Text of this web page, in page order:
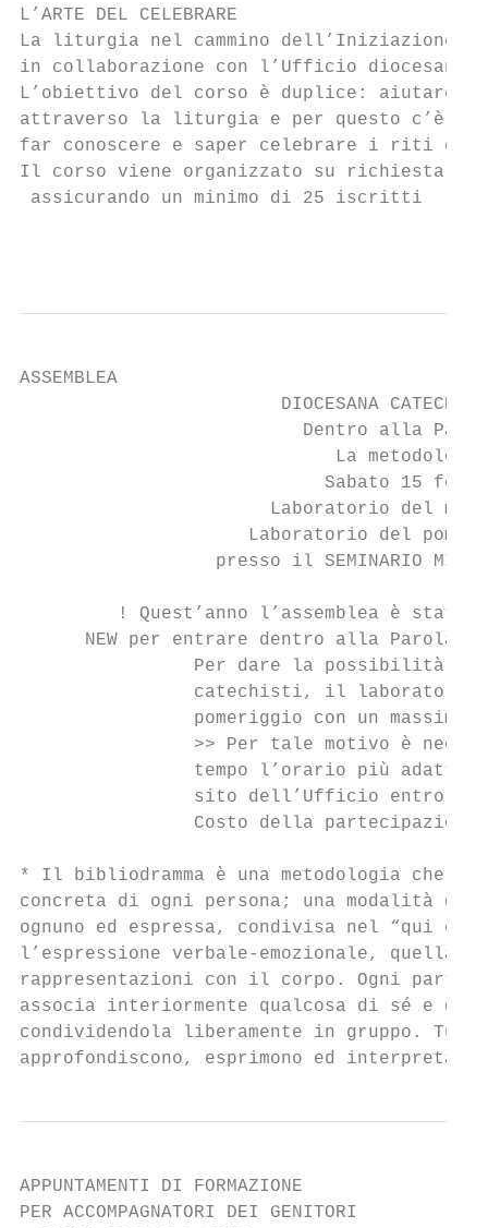
L’ARTE DEL CELEBRARE
La liturgia nel cammino dell’Iniziazione
in collaborazione con l’Ufficio diocesano
L’obiettivo del corso è duplice: aiutare a
attraverso la liturgia e per questo c’è
far conoscere e saper celebrare i riti del
Il corso viene organizzato su richiesta
assicurando un minimo di 25
ASSEMBLEA
DIOCESANA
Dentro alla
La
Sabato 15
Laboratorio del
Laboratorio del
presso il SEMINARIO
! Quest’anno l’assemblea è stata
NEW per entrare dentro alla Parola
Per dare la possibilità
catechisti, il
pomeriggio con un massimo
>> Per tale motivo è
tempo l’orario più adatto
sito dell’Ufficio entro e
Costo della
* Il bibliodramma è una metodologia che
concreta di ogni persona; una modalità di
ognuno ed espressa, condivisa nel “qui
l’espressione verbale-emozionale,
rappresentazioni con il corpo. Ogni
associa interiormente qualcosa di sé e
condividendola liberamente in gruppo.
approfondiscono, esprimono ed
APPUNTAMENTI DI FORMAZIONE
PER ACCOMPAGNATORI DEI GENITORI